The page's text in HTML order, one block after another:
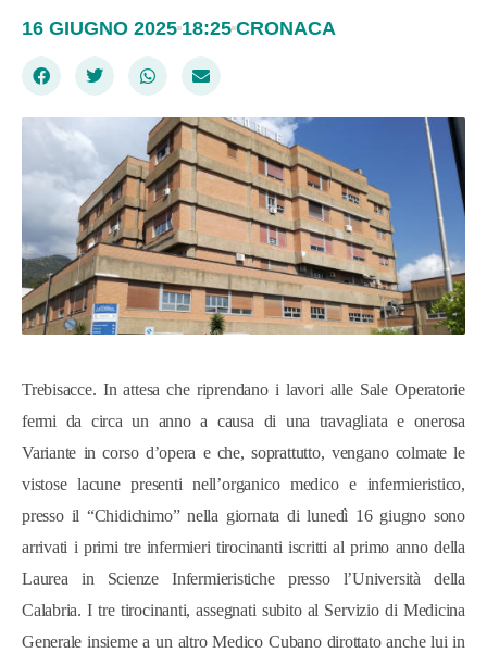
16 GIUGNO 2025 18:25 CRONACA
Trebisacce. In attesa che riprendano i lavori alle Sale Operatorie
fermi da circa un anno a causa di una travagliata e onerosa
Variante in corso d’opera e che, soprattutto, vengano colmate le
vistose lacune presenti nell’organico medico e infermieristico,
presso il “Chidichimo” nella giornata di lunedì 16 giugno sono
arrivati i primi tre infermieri tirocinanti iscritti al primo anno della
Laurea in Scienze Infermieristiche presso l’Università della
Calabria. I tre tirocinanti, assegnati subito al Servizio di Medicina
Generale insieme a un altro Medico Cubano dirottato anche lui in